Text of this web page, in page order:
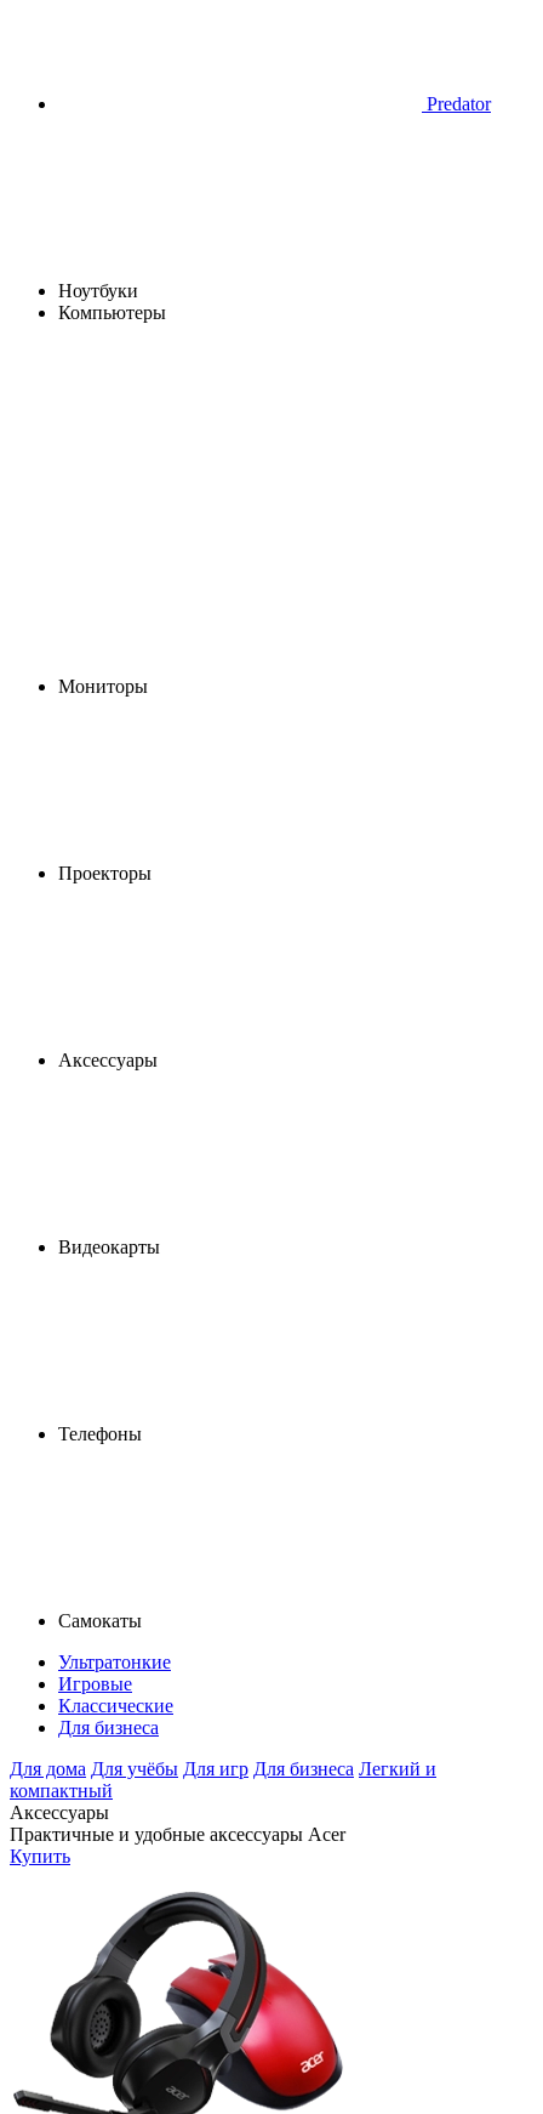
Predator
Ноутбуки
Компьютеры
Мониторы
Проекторы
Аксессуары
Видеокарты
Телефоны
Самокаты
Ультратонкие
Игровые
Классические
Для бизнеса
Для дома Для учёбы Для игр Для бизнеса Легкий и
компактный
Аксессуары
Практичные и удобные аксессуары Acer
Купить